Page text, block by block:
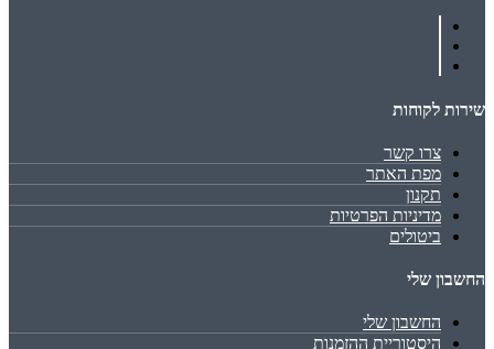
שירות לקוחות
צרו קשר
מפת האתר
תקנון
מדיניות הפרטיות
ביטולים
החשבון שלי
החשבון שלי
היסטוריית ההזמנות